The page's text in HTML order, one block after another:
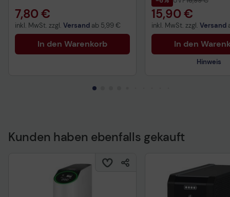
7,80 €
inkl. MwSt. zzgl. Versand ab 5,99 €
In den Warenkorb
15,90 €
inkl. MwSt. zzgl. Versand
In den
Hinweis
Technisches
Kunden haben ebenfalls gekauft